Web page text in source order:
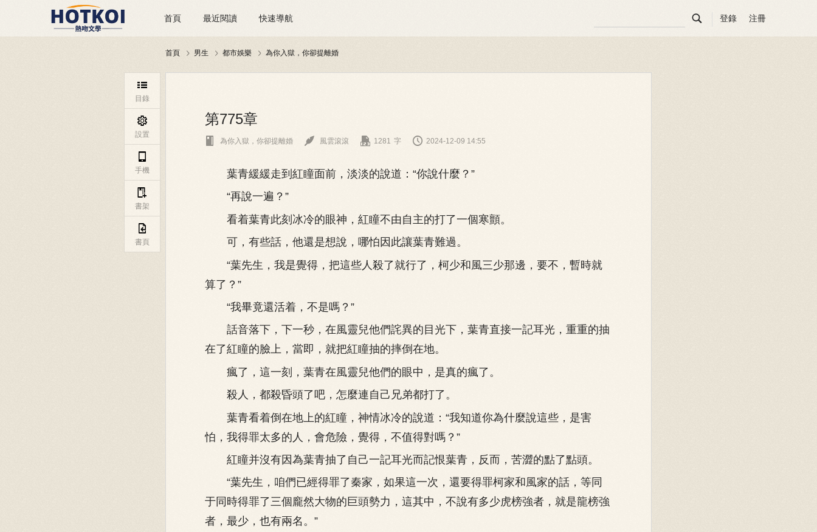
首頁 最近閱讀 快速導航  登錄 注冊
首頁  男生  都市娛樂  為你入獄，你卻提離婚
第775章
 為你入獄，你卻提離婚  風雲滾滾  1281 字  2024-12-09 14:55
葉青緩緩走到紅瞳面前，淡淡的說道：“你說什麼？”
“再說一遍？”
看着葉青此刻冰冷的眼神，紅瞳不由自主的打了一個寒顫。
可，有些話，他還是想說，哪怕因此讓葉青難過。
“葉先生，我是覺得，把這些人殺了就行了，柯少和風三少那邊，要不，暫時就
算了？”
“我畢竟還活着，不是嗎？”
話音落下，下一秒，在風靈兒他們詫異的目光下，葉青直接一記耳光，重重的抽
在了紅瞳的臉上，當即，就把紅瞳抽的摔倒在地。
瘋了，這一刻，葉青在風靈兒他們的眼中，是真的瘋了。
殺人，都殺昏頭了吧，怎麼連自己兄弟都打了。
葉青看着倒在地上的紅瞳，神情冰冷的說道：“我知道你為什麼說這些，是害
怕，我得罪太多的人，會危險，覺得，不值得對嗎？”
紅瞳并沒有因為葉青抽了自己一記耳光而記恨葉青，反而，苦澀的點了點頭。
“葉先生，咱們已經得罪了秦家，如果這一次，還要得罪柯家和風家的話，等同
于同時得罪了三個龐然大物的巨頭勢力，這其中，不說有多少虎榜強者，就是龍榜強
者，最少，也有兩名。”

目錄

設置
手機

書架

書頁